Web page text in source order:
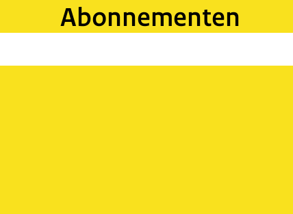
Abonnementen